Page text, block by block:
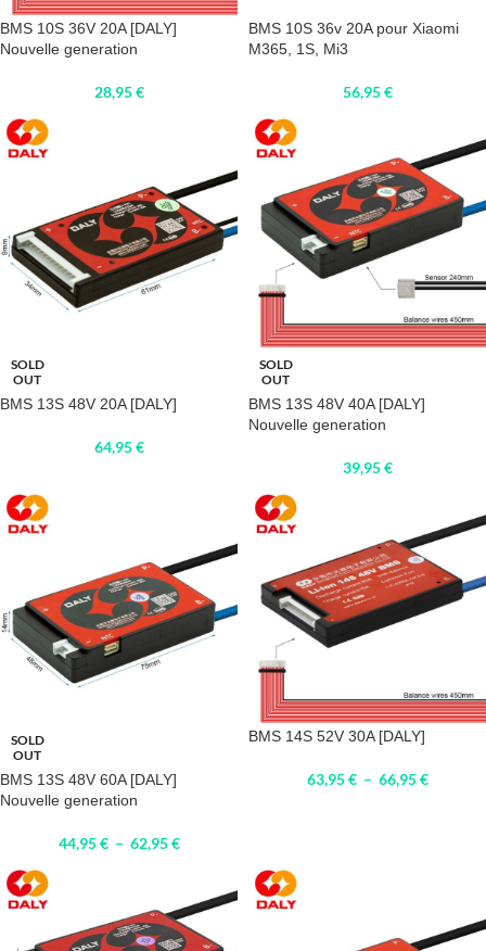
BMS 10S 36V 20A [DALY]
Nouvelle generation
28,95€
BMS 10S 36v 20A pour Xiaomi
M365, 1S, Mi3
56,95€
SOLD
OUT
BMS 13S 48V 20A [DALY]
64,95€
SOLD
OUT
BMS 13S 48V 40A [DALY]
Nouvelle generation
39,95€
SOLD
OUT
BMS 13S 48V 60A [DALY]
Nouvelle generation
44,95€ – 62,95€
BMS 14S 52V 30A [DALY]
63,95€ – 66,95€